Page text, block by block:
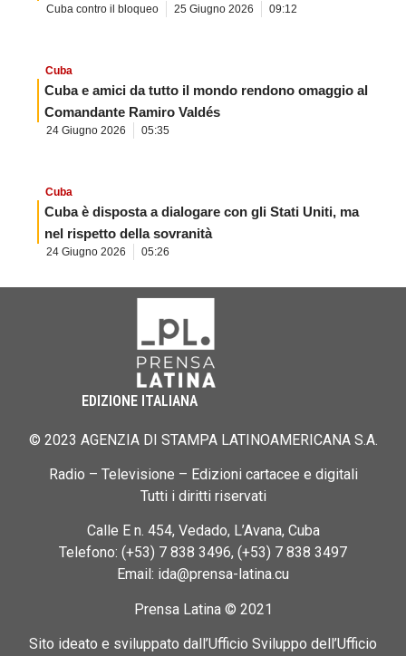
Cuba contro il bloqueo 25 Giugno 2026 09:12
Cuba
Cuba e amici da tutto il mondo rendono omaggio al
Comandante Ramiro Valdés
24 Giugno 2026 05:35
Cuba
Cuba è disposta a dialogare con gli Stati Uniti, ma
nel rispetto della sovranità
24 Giugno 2026 05:26
EDIZIONE ITALIANA
© 2023 AGENZIA DI STAMPA LATINOAMERICANA S.A.
Radio – Televisione – Edizioni cartacee e digitali
Tutti i diritti riservati
Calle E n. 454, Vedado, L’Avana, Cuba
Telefono: (+53) 7 838 3496, (+53) 7 838 3497
Email: ida@prensa-latina.cu
Prensa Latina © 2021
Sito ideato e sviluppato dall’Ufficio Sviluppo dell’Ufficio